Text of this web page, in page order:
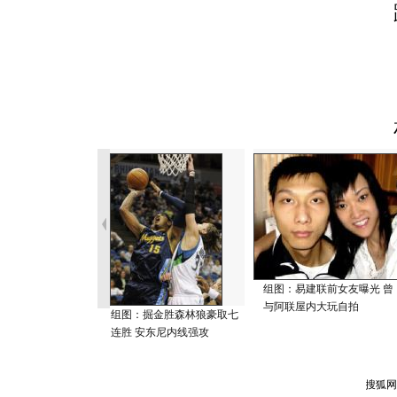
组图：掘金胜森林狼豪取七
连胜 安东尼内线强攻
组图：易建联前女友曝光 曾
与阿联屋内大玩自拍